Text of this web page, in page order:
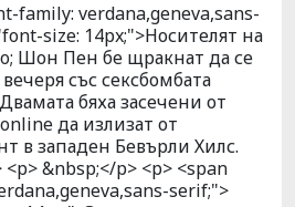
family: verdana,geneva,sans-
size: 14px;">Носителят на
Шон Пен бе щракнат да се
със сексбомбата
бяха засечени от
да излизат от
в западен Бевърли Хилс.
&nbsp;</p> <p> <span
serif;">